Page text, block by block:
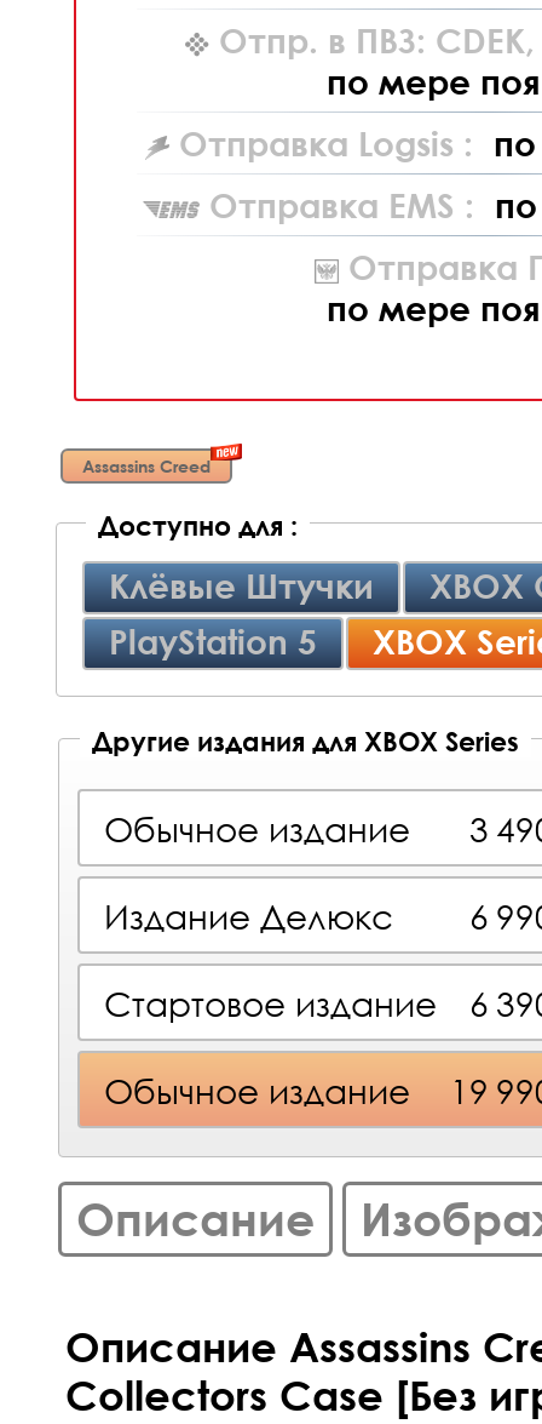
Отпр. в ПВЗ: CDEK,
по мере
Отправка Logsis :
Отправка EMS :
Отправка
по мере
Assassins Creed
Доступно для :
Клёвые Штучки
XBOX
PlayStation 5
XBOX
Другие издания для XBOX Series
Обычное издание 3
Издание Делюкс 6
Стартовое издание 6
Обычное издание 19
Описание
Описание Assassins
Collectors Case [Без